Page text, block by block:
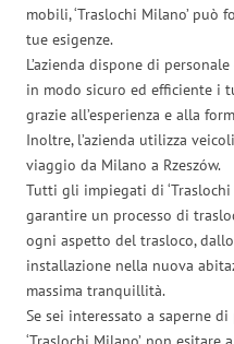
mobili, ‘Traslochi Milano’
tue esigenze.
L’azienda dispone di
in modo sicuro ed efficiente i
grazie all’esperienza e alla
Inoltre, l’azienda utilizza
viaggio da Milano a Rzeszów.
Tutti gli impiegati di
garantire un processo di
ogni aspetto del trasloco,
installazione nella nuova
massima tranquillità.
Se sei interessato a saperne